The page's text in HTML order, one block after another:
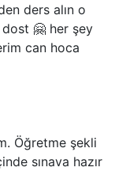
ders alın o
🤗 her şey
can hoca
Öğretme şekli
sınava hazır